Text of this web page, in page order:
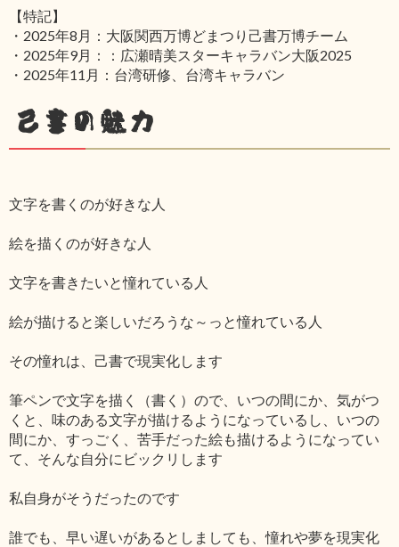
【特記】
・2025年8月：大阪関西万博どまつり己書万博チーム
・2025年9月：：広瀬晴美スターキャラバン大阪2025
・2025年11月：台湾研修、台湾キャラバン
己書の魅力
文字を書くのが好きな人
絵を描くのが好きな人
文字を書きたいと憧れている人
絵が描けると楽しいだろうな～っと憧れている人
その憧れは、己書で現実化します
筆ペンで文字を描く（書く）ので、いつの間にか、気がつ
くと、味のある文字が描けるようになっているし、いつの
間にか、すっごく、苦手だった絵も描けるようになってい
て、そんな自分にビックリします
私自身がそうだったのです
誰でも、早い遅いがあるとしましても、憧れや夢を現実化